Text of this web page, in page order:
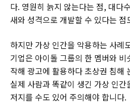
다. 영원히 늙지 않는다는 점, 대다
새와 성격으로 개발할 수 있다는 점
하지만 가상 인간을 악용하는 사례
기업은 아이돌 그룹의 한 멤버와
작해 광고에 활용하다 초상권 침해
실제 사람과 똑같이 생긴 가상 인
저지를 수도 있어 주의해야 합니다.